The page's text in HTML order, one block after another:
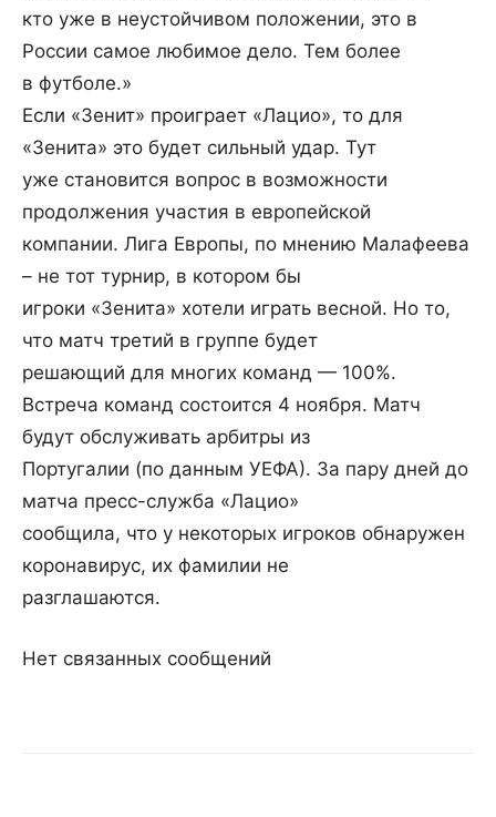
кто уже в неустойчивом положении, это в
России самое любимое дело. Тем более
в футболе.»
Если «Зенит» проиграет «Лацио», то для
«Зенита» это будет сильный удар. Тут
уже становится вопрос в возможности
продолжения участия в европейской
компании. Лига Европы, по мнению Малафеева
– не тот турнир, в котором бы
игроки «Зенита» хотели играть весной. Но то,
что матч третий в группе будет
решающий для многих команд — 100%.
Встреча команд состоится 4 ноября. Матч
будут обслуживать арбитры из
Португалии (по данным УЕФА). За пару дней до
матча пресс-служба «Лацио»
сообщила, что у некоторых игроков обнаружен
коронавирус, их фамилии не
разглашаются.
Нет связанных сообщений